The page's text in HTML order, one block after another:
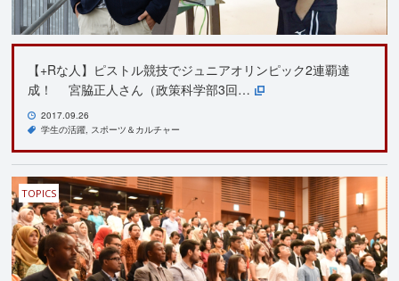
【+Rな人】ピストル競技でジュニアオリンピック2連覇達
成！ 宮脇正人さん（政策科学部3回…
2017.09.26
学生の活躍 スポーツ＆カルチャー
TOPICS